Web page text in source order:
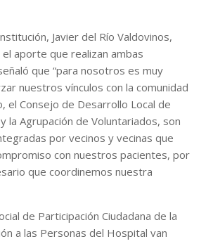
Javier del Río Valdovinos,
aporte que realizan ambas
que “para nosotros es muy
nuestros vínculos con la comunidad
el Consejo de Desarrollo Local de
la Agrupación de Voluntariados, son
por vecinos y vecinas que
con nuestros pacientes, por
que coordinemos nuestra
de Participación Ciudadana de la
a las Personas del Hospital van